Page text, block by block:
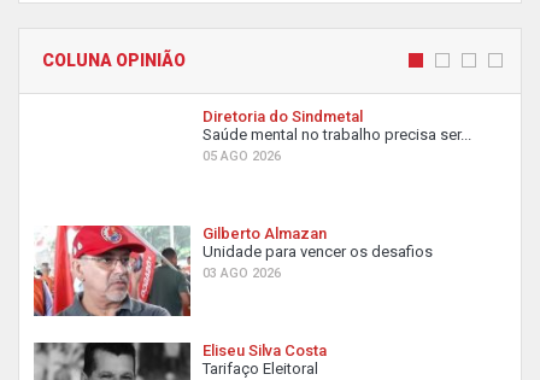
COLUNA OPINIÃO
Diretoria do Sindmetal
Saúde mental no trabalho precisa ser...
05 AGO 2026
Gilberto Almazan
Unidade para vencer os desafios
03 AGO 2026
Eliseu Silva Costa
Tarifaço Eleitoral